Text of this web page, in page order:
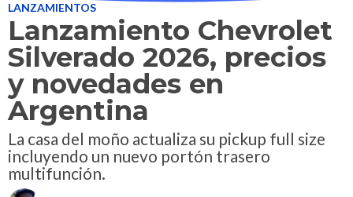
LANZAMIENTOS
Lanzamiento Chevrolet
Silverado 2026, precios
y novedades en
Argentina
La casa del moño actualiza su pickup full size
incluyendo un nuevo portón trasero
multifunción.